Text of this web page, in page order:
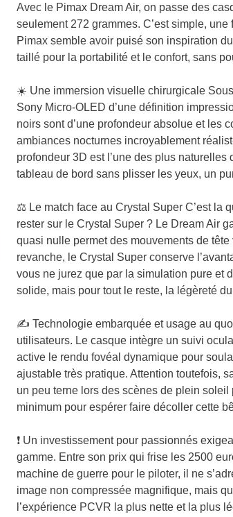
Avec le Pimax Dream Air, on passe des
seulement 272 grammes. C’est simple,
Pimax semble avoir puisé son inspiration
taillé pour la portabilité et le confort, sans
☀️ Une immersion visuelle chirurgicaleSous
Sony Micro-OLED d’une définition
noirs sont d’une profondeur absolue et les
ambiances nocturnes incroyablement
profondeur 3D est l’une des plus
tableau de bord sans plisser les yeux, un
⚖️ Le match face au Crystal SuperC’est la
rester sur le Crystal Super ? Le Dream Air
quasi nulle permet des mouvements de
revanche, le Crystal Super conserve
vous ne jurez que par la simulation pure et
solide, mais pour tout le reste, la légèreté
✍️ Technologie embarquée et usage au
utilisateurs. Le casque intègre un suivi
active le rendu fovéal dynamique pour
ajustable très pratique. Attention toutefois,
un peu terne lors des scènes de plein
minimum pour espérer faire décoller cette
❗ Un investissement pour passionnés
gamme. Entre son prix qui frise les 2500
machine de guerre pour le piloter, il ne
image non compressée magnifique, mais
l’expérience PCVR la plus nette et la plus